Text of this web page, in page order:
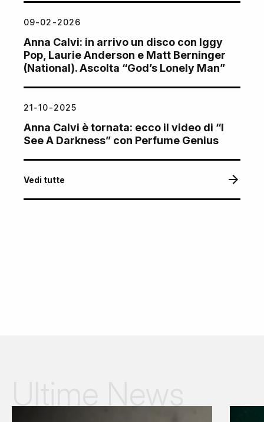
09-02-2026
Anna Calvi: in arrivo un disco con Iggy
Pop, Laurie Anderson e Matt Berninger
(National). Ascolta “God’s Lonely Man”
21-10-2025
Anna Calvi è tornata: ecco il video di “I
See A Darkness” con Perfume Genius
Vedi tutte